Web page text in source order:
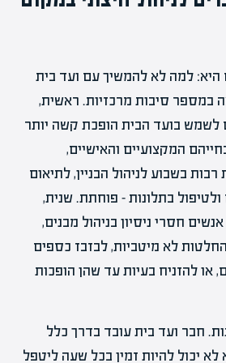
למה לא להמשיך עם ועד בית
במספר סיבות מרכזיות. ראשית,
לשמש בועד הבית הופכת קשה יותר
המקצועיים והאישיים,
בשבוע לניהול הבניין, לתיאום
בתלונות – פוחתת. שנית,
חסרי ניסיון בניהול מבנים,
לא מיטביות, לבזבז כספים
או להזניח בעיות עד שהן הופכות
חבר ועד בית עובד בדרך כלל
יכול להיות זמין בכל שעה ליטפל